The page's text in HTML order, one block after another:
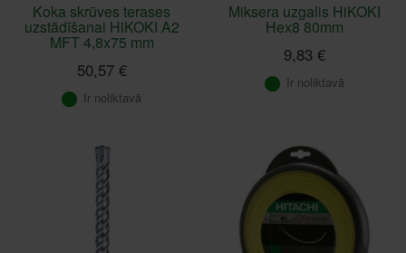
Koka skrūves terases
uzstādīšanai HiKOKI A2
MFT 4,8x75 mm
50,57 €
Ir noliktavā
Miksera uzgalis HiKOKI
Hex8 80mm
9,83 €
Ir noliktavā